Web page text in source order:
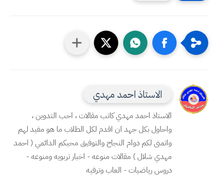
الاستاذ احمد مهدي
الاستاذ احمد مهدي كاتب مقالات ، احب التدوين ،
واحاول بكل جهد ان اقدم لكل الطلاب ما هو مفيد لهم
واتمنى لكم دوام النجاح والتوفيق محبكم الدائمي ( احمد
مهدي شلال ) مقالات منوعه - اخبار تربويه ومنوعه -
دروس رياضيات - العاب وترفيه